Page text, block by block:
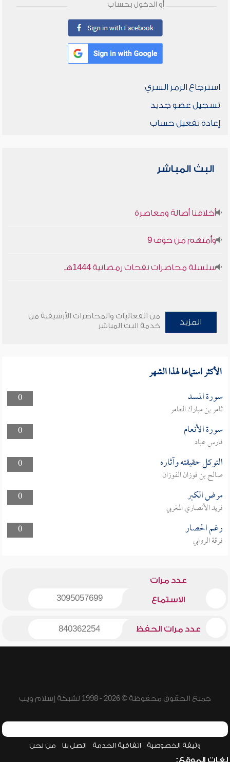
أو الدخول بحساب
استرجاع الرمز السري
تسجيل عضو جديد
إعادة تفعيل حساب
البث المباشر
أخلاقنا أصالة ومعاصرة
وأمنهم من خوف 9
سلسلة محاضرات نفحات رمضانية 1444هـ
المزيد
من الفعاليات والمحاضرات الأرشيفية من
خدمة البث المباشر
الأكثر استماعا لهذا الشهر
0 سورة المسد
ثامر بن مبارك العامر
0
سورة الأنعام
فارس عباد
0
التوكل حقيقته وآثاره
صالح بن فوزان الفوزان
0
مرض الكبر
فريد الأنصاري المغربي
0
رغم الحصار
فرقة الروابي
عدد مرات
الاستماع 3095057699
عدد مرات الحفظ 840362254
جميع الحقوق محفوظة © 2026 - 1998 لشبكة إسلام ويب
وثيقة الخصوصية اتفاقية الخدمة اتصل بنا من نحن
لغات الموقع: